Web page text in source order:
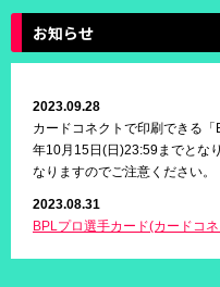
お知らせ
2023.09.28
カードコネクトで印刷できる
年10月15日(日)23:59までとな
なりますのでご注意ください。
2023.08.31
BPLプロ選手カード(カードコ